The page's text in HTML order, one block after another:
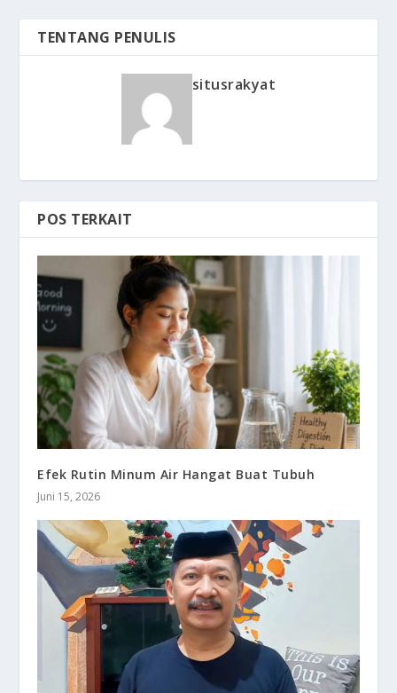
TENTANG PENULIS
situsrakyat
POS TERKAIT
Efek Rutin Minum Air Hangat Buat Tubuh
Juni 15, 2026